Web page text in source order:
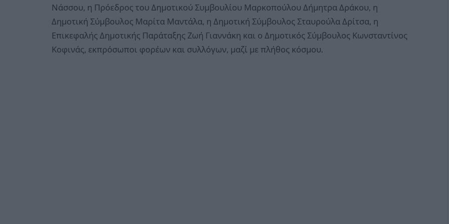
Νάσσου, η Πρόεδρος του Δημοτικού Συμβουλίου Μαρκοπούλου Δήμητρα Δράκου, η
Δημοτική Σύμβουλος Μαρίτα Μαντάλα, η Δημοτική Σύμβουλος Σταυρούλα Δρίτσα, η
Επικεφαλής Δημοτικής Παράταξης Ζωή Γιαννάκη και ο Δημοτικός Σύμβουλος Κωνσταντίνος
Κοφινάς, εκπρόσωποι φορέων και συλλόγων, μαζί με πλήθος κόσμου.